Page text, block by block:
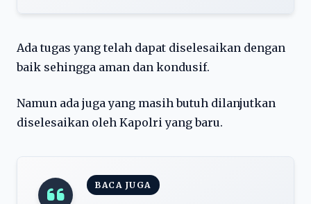
Ada tugas yang telah dapat diselesaikan dengan
baik sehingga aman dan kondusif.
Namun ada juga yang masih butuh dilanjutkan
diselesaikan oleh Kapolri yang baru.
BACA JUGA